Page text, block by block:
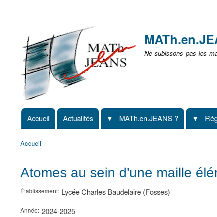
non
identifié
Ne subissons pas les
Navigation
principale
Accueil Actualités MATh.en.JEANS ?
d'Ariane
Accueil
Atomes au sein d'une maille
Établissement Lycée Charles Baudelaire (Fosses)
Année 2024-2025